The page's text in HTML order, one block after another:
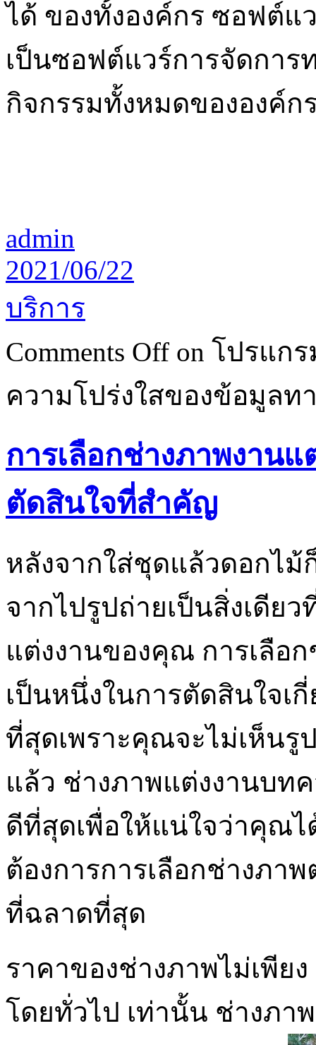
ได้ ของทั้งองค์กร ซอฟต์แ
เป็นซอฟต์แวร์การจัดการ
กิจกรรมทั้งหมดขององค์
admin
2021/06/22
บริการ
Comments Off on โปรแก
ความโปร่งใสของข้อมูลท
การเลือกช่างภาพงาน
ตัดสินใจที่สำคัญ
หลังจากใส่ชุดแล้วดอกไ
จากไปรูปถ่ายเป็นสิ่งเดีย
แต่งงานของคุณ การเลือ
เป็นหนึ่งในการตัดสินใจเ
ที่สุดเพราะคุณจะไม่เห็น
แล้ว ช่างภาพแต่งงานบท
ดีที่สุดเพื่อให้แน่ใจว่าคุณ
ต้องการการเลือกช่างภา
ที่ฉลาดที่สุด
ราคาของช่างภาพไม่เพี
โดยทั่วไป เท่านั้น ช่างภา